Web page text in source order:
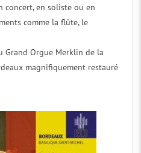
en soliste ou en
comme la flûte, le
Orgue Merklin de la
magnifiquement restauré